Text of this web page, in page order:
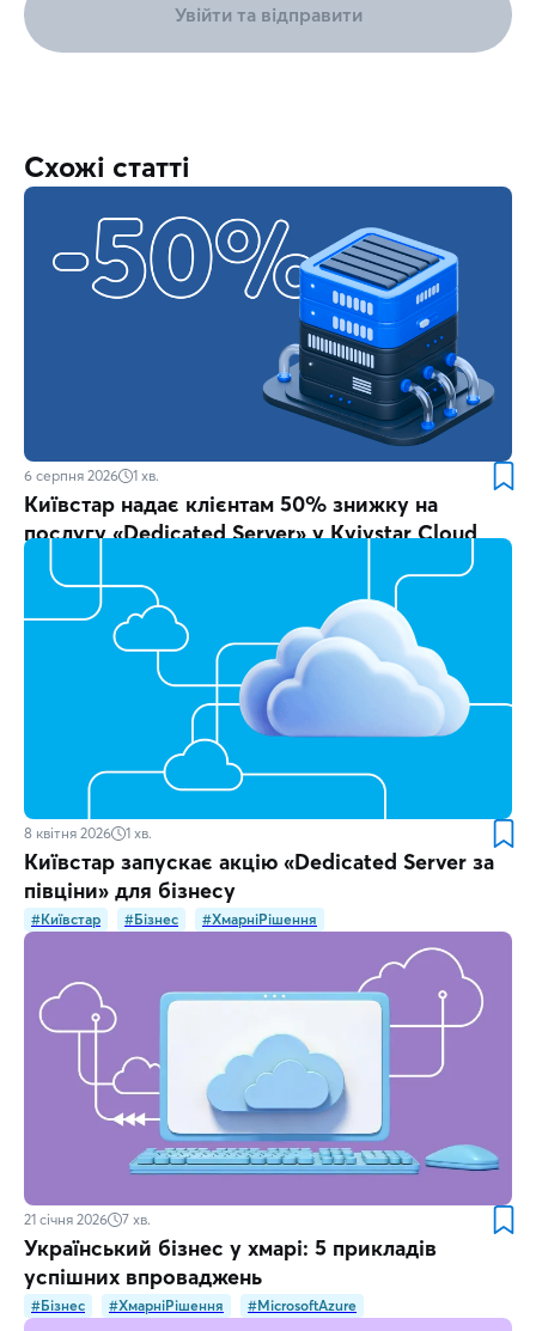
Увійти та відправити
Схожі статті
6 серпня 2026 1 хв.
Київстар надає клієнтам 50% знижку на
послугу «Dedicated Server» у Kyivstar Cloud
8 квітня 2026 1 хв.
Київстар запускає акцію «Dedicated Server за
півціни» для бізнесу
#Київстар #Бізнес #ХмарніРішення
21 січня 2026 7 хв.
Український бізнес у хмарі: 5 прикладів
успішних впроваджень
#Бізнес #ХмарніРішення #MicrosoftAzure